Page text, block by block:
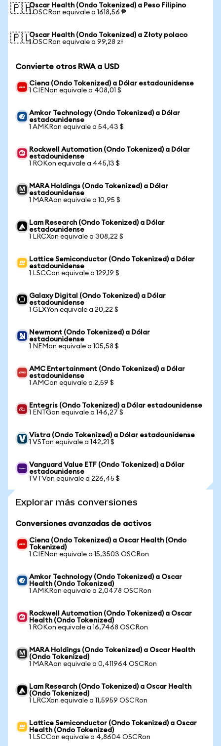
🇵🇭Oscar Health (Ondo Tokenized) a Peso Filipino
1 OSCRon equivale a 1618,56 ₱
🇵🇱Oscar Health (Ondo Tokenized) a Złoty polaco
1 OSCRon equivale a 99,28 zł
Convierte otros RWA a USD
Ciena (Ondo Tokenized) a Dólar estadounidense
1 CIENon equivale a 408,01 $
Amkor Technology (Ondo Tokenized) a Dólar
estadounidense
1 AMKRon equivale a 54,43 $
Rockwell Automation (Ondo Tokenized) a Dólar
estadounidense
1 ROKon equivale a 445,13 $
MARA Holdings (Ondo Tokenized) a Dólar
estadounidense
1 MARAon equivale a 10,95 $
Lam Research (Ondo Tokenized) a Dólar
estadounidense
1 LRCXon equivale a 308,22 $
Lattice Semiconductor (Ondo Tokenized) a Dólar
estadounidense
1 LSCCon equivale a 129,19 $
Galaxy Digital (Ondo Tokenized) a Dólar
estadounidense
1 GLXYon equivale a 20,22 $
Newmont (Ondo Tokenized) a Dólar
estadounidense
1 NEMon equivale a 105,58 $
AMC Entertainment (Ondo Tokenized) a Dólar
estadounidense
1 AMCon equivale a 2,59 $
Entegris (Ondo Tokenized) a Dólar estadounidense
1 ENTGon equivale a 146,27 $
Vistra (Ondo Tokenized) a Dólar estadounidense
1 VSTon equivale a 142,21 $
Vanguard Value ETF (Ondo Tokenized) a Dólar
estadounidense
1 VTVon equivale a 226,45 $
Explorar más conversiones
Conversiones avanzadas de activos
Ciena (Ondo Tokenized) a Oscar Health (Ondo
Tokenized)
1 CIENon equivale a 15,3503 OSCRon
Amkor Technology (Ondo Tokenized) a Oscar
Health (Ondo Tokenized)
1 AMKRon equivale a 2,0478 OSCRon
Rockwell Automation (Ondo Tokenized) a Oscar
Health (Ondo Tokenized)
1 ROKon equivale a 16,7468 OSCRon
MARA Holdings (Ondo Tokenized) a Oscar Health
(Ondo Tokenized)
1 MARAon equivale a 0,411964 OSCRon
Lam Research (Ondo Tokenized) a Oscar Health
(Ondo Tokenized)
1 LRCXon equivale a 11,5959 OSCRon
Lattice Semiconductor (Ondo Tokenized) a Oscar
Health (Ondo Tokenized)
1 LSCCon equivale a 4,8604 OSCRon